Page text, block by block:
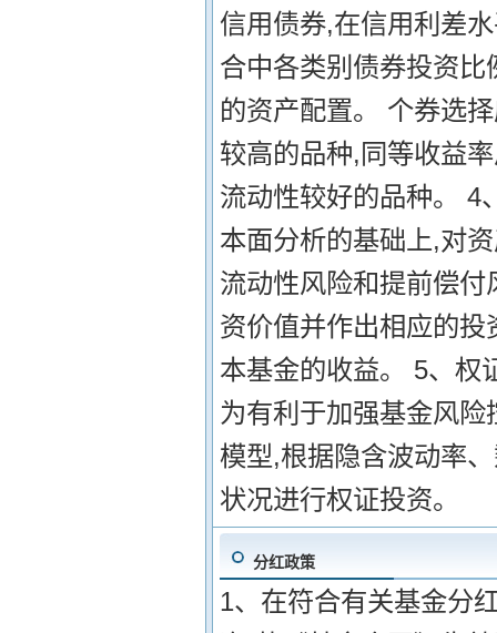
信用债券,在信用利差
合中各类别债券投资
的资产配置。 个券选
较高的品种,同等收益
流动性较好的品种。 4
本面分析的基础上,对
流动性风险和提前偿
资价值并作出相应的
本基金的收益。 5、权
为有利于加强基金风
模型,根据隐含波动率
状况进行权证投资。
分红政策
1、在符合有关基金分